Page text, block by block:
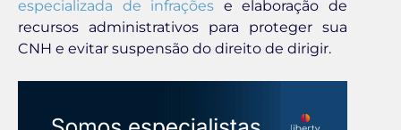
especializada de infrações e elaboração de
recursos administrativos para proteger sua
CNH e evitar suspensão do direito de dirigir.